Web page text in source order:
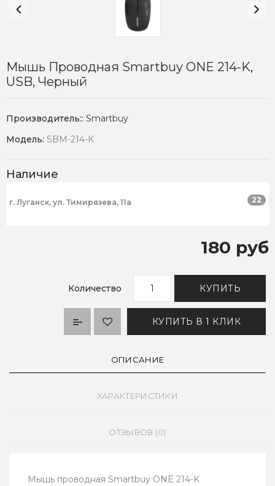
Мышь Проводная Smartbuy ONE 214-K,
USB, Черный
Производитель:: Smartbuy
Модель: SBM-214-K
Наличие
г. Луганск, ул. Тимирязева, 11а 22
180 руб
Количество КУПИТЬ
КУПИТЬ В 1 КЛИК
ОПИСАНИЕ
ХАРАКТЕРИСТИКИ
ОТЗЫВОВ (0)
Мышь проводная Smartbuy ONE 214-K